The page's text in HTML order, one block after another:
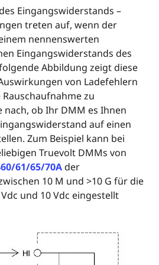
Eingangswiderstands –
treten auf, wenn der
nennenswerten
Eingangswiderstands des
Abbildung zeigt diese
von Ladefehlern
zu
nach, ob Ihr DMM es Ihnen
auf einen
Zum Beispiel kann bei
Truevolt DMMs von
61/65/70Ader
10 M und >10 G für die
und 10 Vdc eingestellt